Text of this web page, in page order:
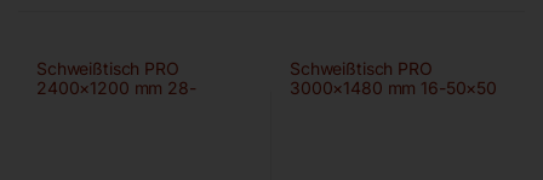
Schweißtisch PRO
2400×1200 mm 28-
Schweißtisch PRO
3000×1480 mm 16-50×50